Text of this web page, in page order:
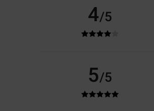
4/5
5/5